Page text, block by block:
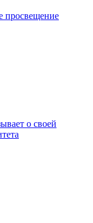
просвещение
о своей